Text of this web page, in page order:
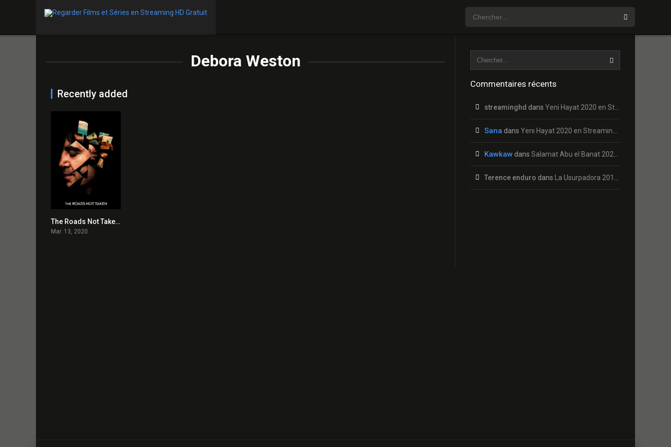
Debora Weston
Recently added
4.6The Roads Not Taken 2020 en Streaming HD Gratuit !
Mar. 13, 2020
Commentaires récents
streaminghd dans Yeni Hayat 2020 en Streaming HD Gratuit !
Sana dans Yeni Hayat 2020 en Streaming HD Gratuit !
Kawkaw dans Salamat Abu el Banat 2020 en Streaming HD Gratuit !
Terence enduro dans La Usurpadora 2019 en Streaming HD Gratuit !